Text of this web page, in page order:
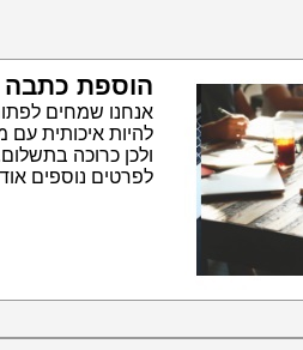
הוספת
אנחנו שמחים
להיות איכותית
ולכן כרוכה
לפרטים נוספים